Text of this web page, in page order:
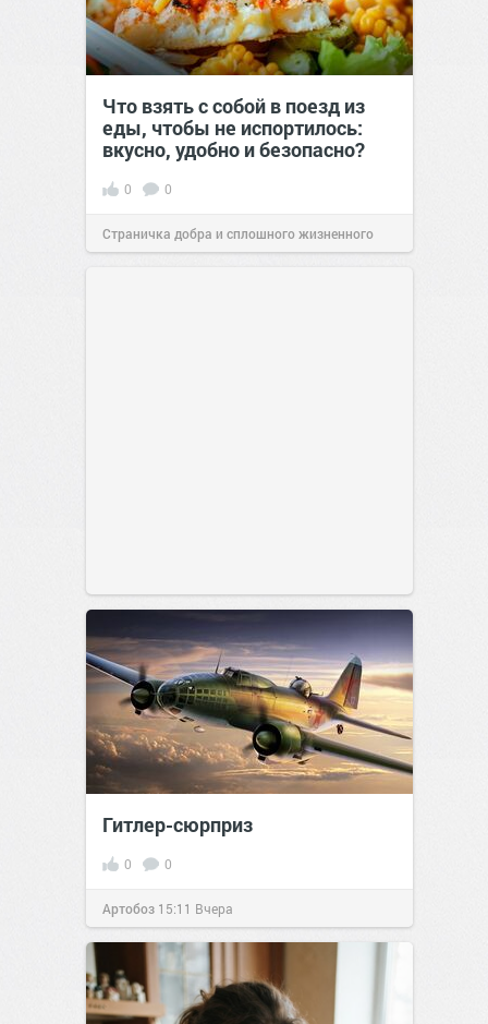
Что взять с собой в поезд из
еды, чтобы не испортилось:
вкусно, удобно и безопасно?
0 0
Страничка добра и сплошного жизненного
Гитлер-сюрприз
0 0
Артобоз 15:11 Вчера